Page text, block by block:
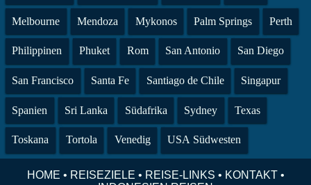
Melbourne Mendoza Mykonos Palm Springs Perth
Philippinen Phuket Rom San Antonio San Diego
San Francisco Santa Fe Santiago de Chile Singapur
Spanien Sri Lanka Südafrika Sydney Texas
Toskana Tortola Venedig USA Südwesten
HOME • REISEZIELE • REISE-LINKS • KONTAKT•